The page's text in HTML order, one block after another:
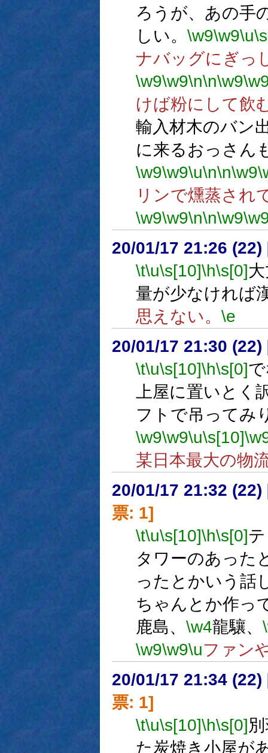
ろうが、あの手
しい。 \w9\w9\u
ナバッグにぎっ
\w9\w9\n\n\w9
けば粉にして飲
輸入材木のバン
に来るおっさん
\w9\w9\u\n\n\w9
リンで燻蒸され
\w9\w9\n\n\w9
20/01/17 21:26 (22)
\t\u\s[10]\h\s[0]
量が少なければ
思えない。 \e
20/01/17 21:30 (22)
\t\u\s[10]\h\s[0]
上屋に置いとく
フトで吊ってみ
\w9\w9\u\s[10]
某日本最大の物
20/01/17 21:32 (22)
票: 1]
\t\u\s[10]\h\s[0]
タワーのあった
ったとかいう話
ちゃんとか作っ
鹿島、 \w4龍驤、
\w9\w9\uファン
20/01/17 21:34 (22)
票: 1]
\t\u\s[10]\h\s[0]
た炭焼き小屋が